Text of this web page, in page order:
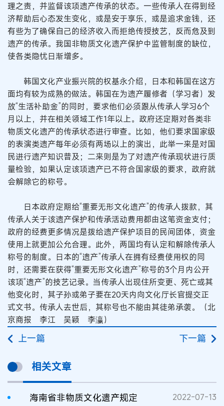
理之责，并监督该项遗产传承的状态。一些传承人在得到经
济帮助后心态发生变化，或是安于享乐，或是追求金钱，还
有些为了确保自己的经济收入而拒绝传授技艺，反而危及到
遗产的传承。我国非物质文化遗产保护中监管制度的缺位，
使各类隐忧日渐增多。
韩国文化产业振兴院的权基永介绍，日本和韩国在这方
面均有较为成熟的做法。韩国在为遗产履修者（学习者）发
放“生活补助金”的同时，要求他们必须跟从传承人学习6个
月以上，并在相关领域工作1年以上。政府还定期对各类非
物质文化遗产的传承状态进行审查。比如，他们要求国家级
的表演类遗产每年必须有两场以上的演出，此举一来是对国
民进行遗产知识普及；二来则是为了对遗产传承现状进行质
量检验，如果认定该项遗产已不符合国家级的要求，政府就
会解除它的称号。
日本政府定期给“重要无形文化遗产”的传承人拨款，其
传承人关于该遗产保护和传承活动费用都由这笔资金支付；
政府的经费更多情况是拨给遗产保护项目的民间团体，资金
使用上就更加公允合理。此外，两国均有认定和解除传承人
称号的制度。日本的“遗产”传承人在拥有经费使用权的同
时，还需要在获得“重要无形文化遗产”称号的3个月内公开
该项“遗产”的技艺记录。当传承人出现住所变更、死亡或其
他变化时，其子孙或弟子要在20天内向文化厅长官提交正
式文书。传承人去世后，其称号也不能由其徒弟承袭。（北
京商报 李江 吴颖 李瀛）
上一篇 下一篇
相关文章
海南省非物质文化遗产规定 2022-07-13